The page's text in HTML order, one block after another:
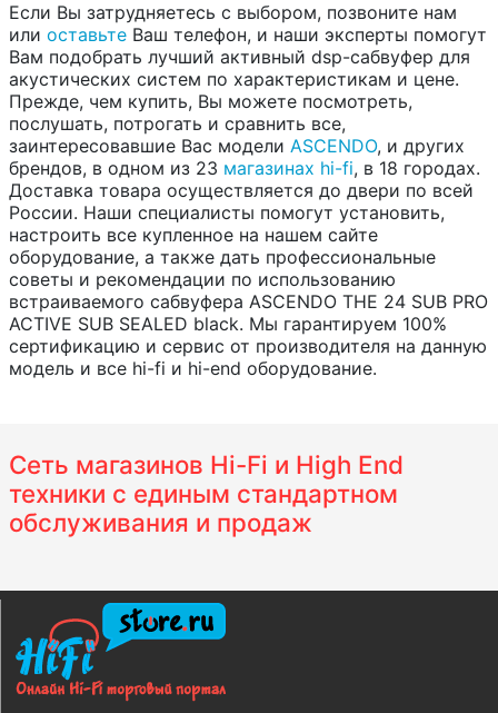
Если Вы затрудняетесь с выбором, позвоните нам
или оставьте Ваш телефон, и наши эксперты помогут
Вам подобрать лучший активный dsp-сабвуфер для
акустических систем по характеристикам и цене.
Прежде, чем купить, Вы можете посмотреть,
послушать, потрогать и сравнить все,
заинтересовавшие Вас модели ASCENDO, и других
брендов, в одном из 23 магазинах hi-fi, в 18 городах.
Доставка товара осуществляется до двери по всей
России. Наши специалисты помогут установить,
настроить все купленное на нашем сайте
оборудование, а также дать профессиональные
советы и рекомендации по использованию
встраиваемого сабвуфера ASCENDO THE 24 SUB PRO
ACTIVE SUB SEALED black. Мы гарантируем 100%
сертификацию и сервис от производителя на данную
модель и все hi-fi и hi-end оборудование.
Сеть магазинов Hi-Fi и High End
техники с единым стандартном
обслуживания и продаж